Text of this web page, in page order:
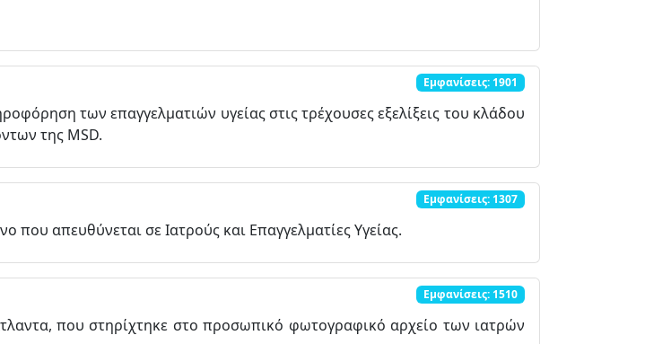
Εμφανίσεις: 1901
των επαγγελματιών υγείας στις τρέχουσες εξελίξεις του κλάδου
της MSD.
Εμφανίσεις: 1307
απευθύνεται σε Ιατρούς και Επαγγελματίες Υγείας.
Εμφανίσεις: 1510
που στηρίχτηκε στο προσωπικό φωτογραφικό αρχείο των ιατρών